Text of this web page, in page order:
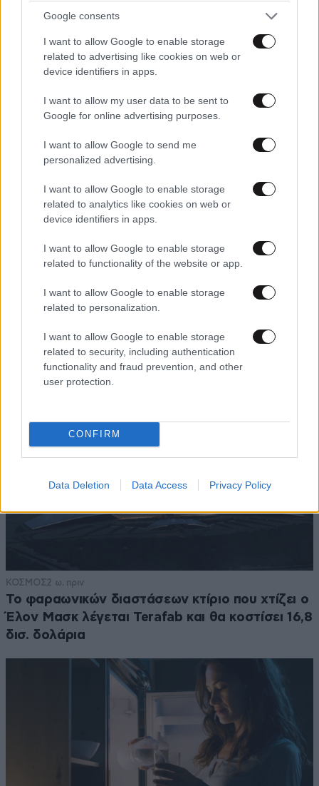
Google consents
I want to allow Google to enable storage
related to advertising like cookies on web or
device identifiers in apps.
I want to allow my user data to be sent to
Google for online advertising purposes.
I want to allow Google to send me
personalized advertising.
I want to allow Google to enable storage
related to analytics like cookies on web or
device identifiers in apps.
I want to allow Google to enable storage
related to functionality of the website or app.
I want to allow Google to enable storage
related to personalization.
I want to allow Google to enable storage
related to security, including authentication
functionality and fraud prevention, and other
user protection.
CONFIRM
Data Deletion Data Access Privacy Policy
Θανάσης Αυγερινός για Καρυστιανού-Γρατσία:
«Σπέκουλα, ψεύδη, πολιτική αναξιοπρέπεια και
ανεπίδεκτες μαθήσεως»
ΚΟΣΜΟΣ2 ω. πριν
Το φαραωνικών διαστάσεων κτίριο που χτίζει ο
Έλον Μασκ λέγεται Terafab και θα κοστίσει 16,8
δισ. δολάρια